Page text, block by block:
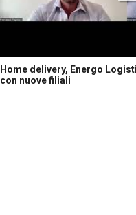
Home delivery, Energo
con nuove filiali